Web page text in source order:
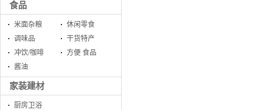
食品
米面杂粮
休闲零食
调味品
干货特产
冲饮/咖啡
方便 食品
酱油
家装建材
厨房卫浴